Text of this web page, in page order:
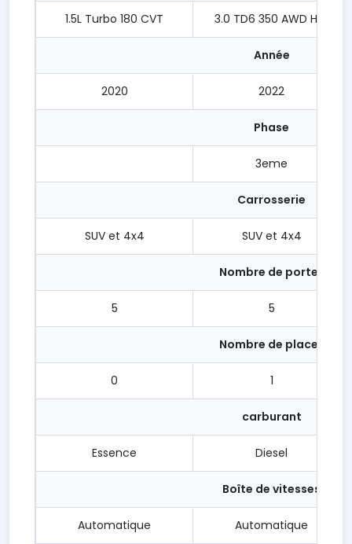
1.5L Turbo 180 CVT 3.0 TD6 350 AWD HSE
Année
2020 2022
Phase
3eme
Carrosserie
SUV et 4x4 SUV et 4x4
Nombre de portes
5 5
Nombre de places
0 1
carburant
Essence Diesel
Boîte de vitesses
Automatique Automatique